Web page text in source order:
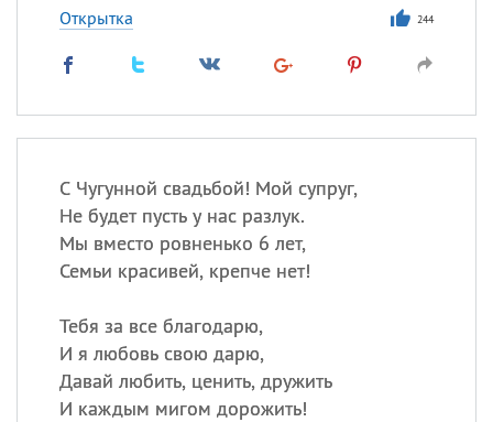
Открытка 244
С Чугунной свадьбой! Мой супруг,
Не будет пусть у нас разлук.
Мы вместо ровненько 6 лет,
Семьи красивей, крепче нет!
Тебя за все благодарю,
И я любовь свою дарю,
Давай любить, ценить, дружить
И каждым мигом дорожить!